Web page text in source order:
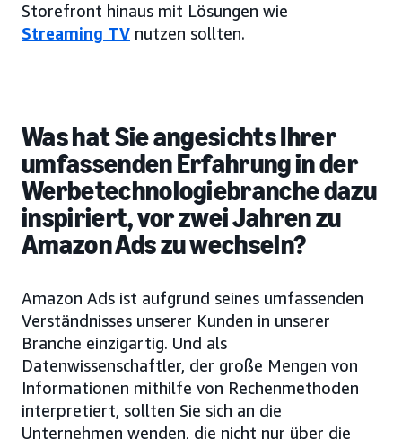
Storefront hinaus mit Lösungen wie
Streaming TV nutzen sollten.
Was hat Sie angesichts Ihrer
umfassenden Erfahrung in der
Werbetechnologiebranche dazu
inspiriert, vor zwei Jahren zu
Amazon Ads zu wechseln?
Amazon Ads ist aufgrund seines umfassenden
Verständnisses unserer Kunden in unserer
Branche einzigartig. Und als
Datenwissenschaftler, der große Mengen von
Informationen mithilfe von Rechenmethoden
interpretiert, sollten Sie sich an die
Unternehmen wenden, die nicht nur über die